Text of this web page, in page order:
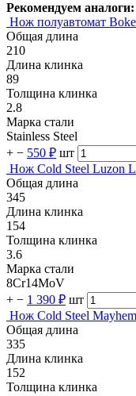
Рекомендуем аналоги:
Нож полуавтомат
Общая длина
210
Длина клинка
89
Толщина клинка
2.8
Марка стали
Stainless Steel
+ − 550 ₽ шт
Нож Cold Steel Luzon
Общая длина
345
Длина клинка
154
Толщина клинка
3.6
Марка стали
8Cr14MoV
+ − 1 390 ₽ шт
Нож Cold Steel
Общая длина
335
Длина клинка
152
Толщина клинка